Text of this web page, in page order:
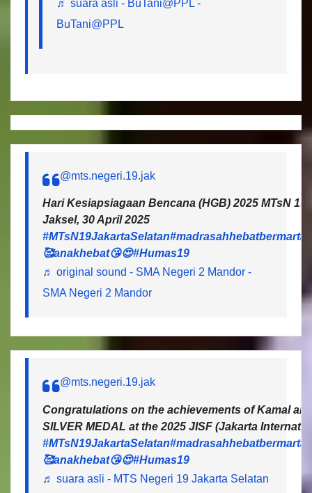
♬ suara asli - BuTani@PPL -
BuTani@PPL
@mts.negeri.19.jak
Hari Kesiapsiagaan Bencana (HGB) 2025 MTsN
Jaksel, 30 April 2025
#MTsN19JakartaSelatan
🥰anakhebat😘😍#Humas19
♬ original sound - SMA Negeri 2 Mandor -
SMA Negeri 2 Mandor
@mts.negeri.19.jak
Congratulations on the achievements of Kamal
SILVER MEDAL at the 2025 JISF (Jakarta
#MTsN19JakartaSelatan
🥰anakhebat😘😍#Humas19
♬ suara asli - MTS Negeri 19 Jakarta Selatan